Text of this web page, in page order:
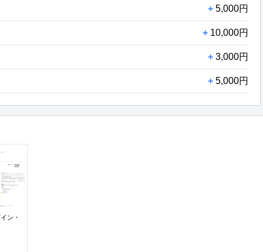
+ 5,000円
+ 10,000円
+ 3,000円
+ 5,000円
ン・